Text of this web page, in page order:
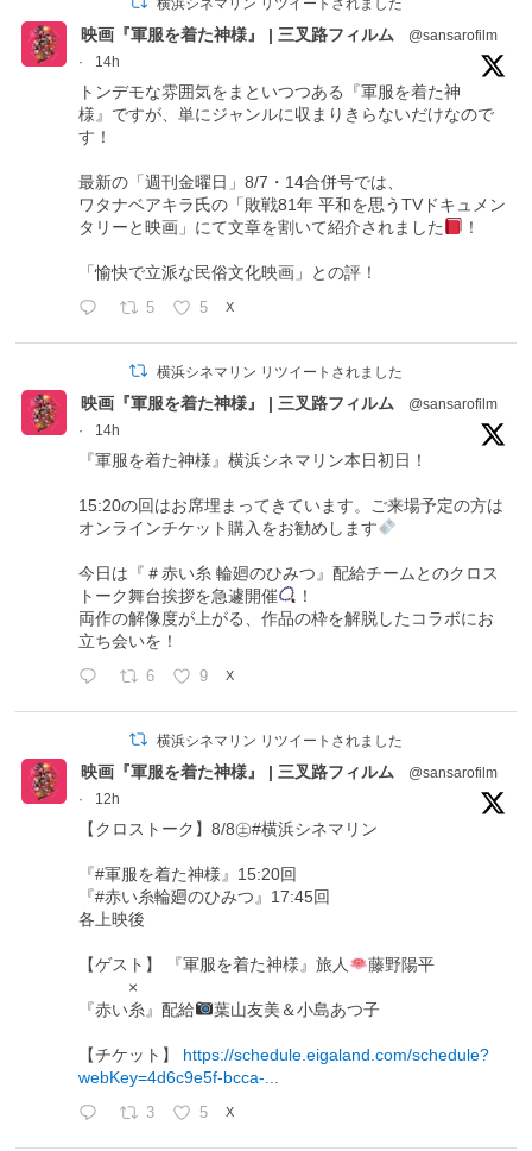
横浜シネマリン リツイートされました
映画『軍服を着た神様』 | 三叉路フィルム
@sansarofilm
·
14h
トンデモな雰囲気をまといつつある『軍服を着た神
様』ですが、単にジャンルに収まりきらないだけなので
す！
最新の「週刊金曜日」8/7・14合併号では、
ワタナベアキラ氏の「敗戦81年 平和を思うTVドキュメン
タリーと映画」にて文章を割いて紹介されました
！
「愉快で立派な民俗文化映画」との評！
5 5 X
横浜シネマリン リツイートされました
映画『軍服を着た神様』 | 三叉路フィルム
@sansarofilm
·
14h
『軍服を着た神様』横浜シネマリン本日初日！
15:20の回はお席埋まってきています。ご来場予定の方は
オンラインチケット購入をお勧めします
今日は『＃赤い糸 輪廻のひみつ』配給チームとのクロス
トーク舞台挨拶を急遽開催
！
両作の解像度が上がる、作品の枠を解脱したコラボにお
立ち会いを！
6 9 X
横浜シネマリン リツイートされました
映画『軍服を着た神様』 | 三叉路フィルム
@sansarofilm
·
12h
【クロストーク】8/8㊏#横浜シネマリン
『#軍服を着た神様』15:20回
『#赤い糸輪廻のひみつ』17:45回
各上映後
【ゲスト】 『軍服を着た神様』旅人
藤野陽平
×
『赤い糸』配給
葉山友美＆小島あつ子
【チケット】 https://schedule.eigaland.com/schedule?
webKey=4d6c9e5f-bcca-...
3 5 X